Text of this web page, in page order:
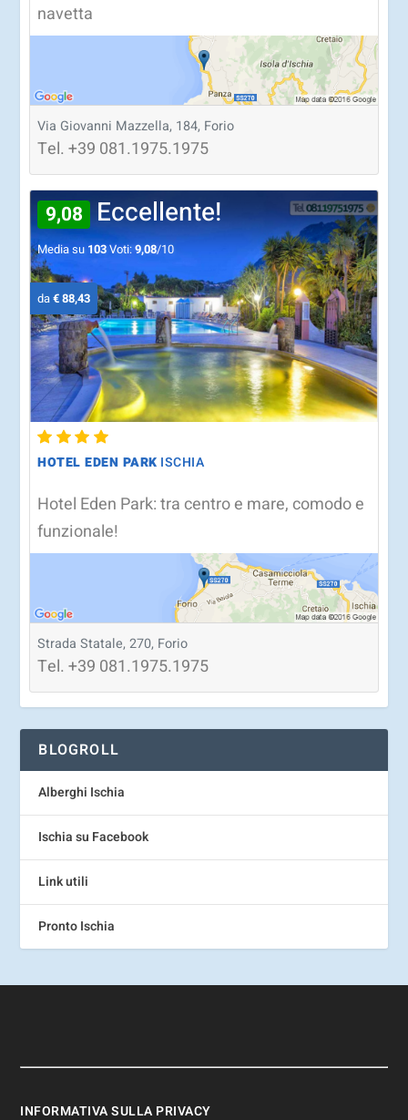
navetta
Via Giovanni Mazzella, 184, Forio
Tel.+39 081.1975.1975
9,08 Eccellente!
Media su 103Voti:9,08/10
da€ 88,43
HOTEL EDEN PARK ISCHIA
Hotel Eden Park: tra centro e mare, comodo e
funzionale!
Strada Statale, 270, Forio
Tel.+39 081.1975.1975
BLOGROLL
Alberghi Ischia
Ischia su Facebook
Link utili
Pronto Ischia
INFORMATIVA SULLA PRIVACY